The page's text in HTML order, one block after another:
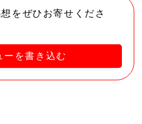
をぜひお寄せくださ
ーを書き込む